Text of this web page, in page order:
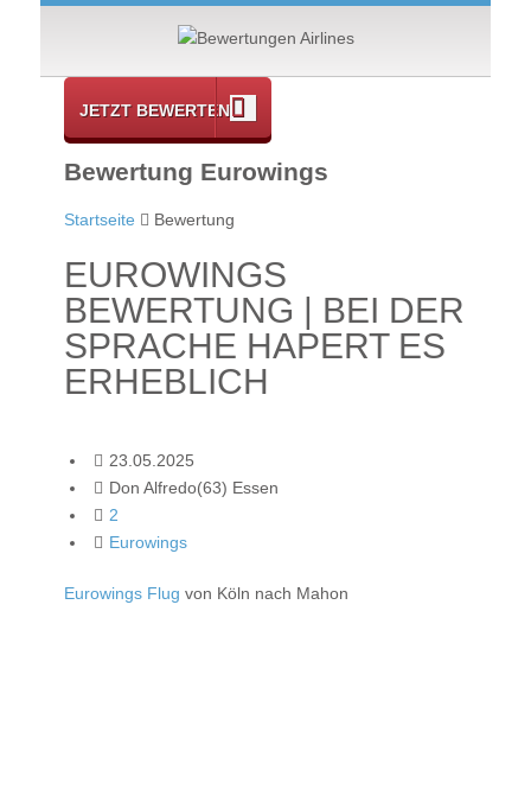
JETZT BEWERTEN
Bewertung Eurowings
Startseite Bewertung
EUROWINGS
BEWERTUNG | BEI DER
SPRACHE HAPERT ES
ERHEBLICH
23.05.2025
Don Alfredo(63) Essen
2
Eurowings
Eurowings Flug von Köln nach Mahon